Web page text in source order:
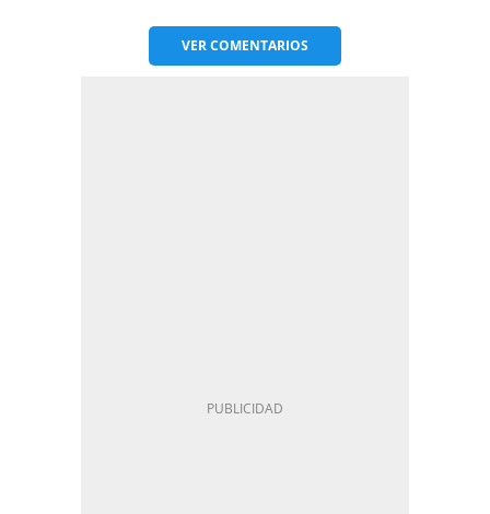
VERCOMENTARIOS